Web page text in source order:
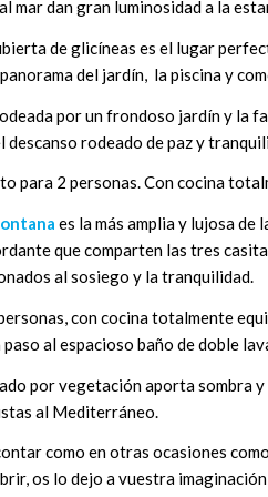
mar dan gran luminosidad a la
de glicíneas es el lugar
del jardín, la piscina y
por un frondoso jardín y la
descanso rodeado de paz y
para 2 personas. Con cocina
es la más amplia y lujosa
que comparten las tres
al sosiego y la tranquilidad.
con cocina totalmente
al espacioso baño de doble
por vegetación aporta sombra
al Mediterráneo.
como en otras ocasiones
os lo dejo a vuestra